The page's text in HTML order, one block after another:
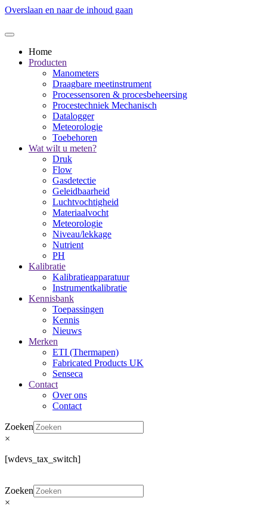
Overslaan en naar de inhoud gaan
Home
Producten
Manometers
Draagbare meetinstrument
Processensoren & procesbeheersing
Procestechniek Mechanisch
Datalogger
Meteorologie
Toebehoren
Wat wilt u meten?
Druk
Flow
Gasdetectie
Geleidbaarheid
Luchtvochtigheid
Materiaalvocht
Meteorologie
Niveau/lekkage
Nutrient
PH
Kalibratie
Kalibratieapparatuur
Instrumentkalibratie
Kennisbank
Toepassingen
Kennis
Nieuws
Merken
ETI (Thermapen)
Fabricated Products UK
Senseca
Contact
Over ons
Contact
Zoeken
×
[wdevs_tax_switch]
Zoeken
×